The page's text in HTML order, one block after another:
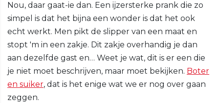
Nou, daar gaat-ie dan. Een ijzersterke prank die zo
simpel is dat het bijna een wonder is dat het ook
echt werkt. Men pikt de slipper van een maat en
stopt 'm in een zakje. Dit zakje overhandig je dan
aan dezelfde gast en… Weet je wat, dit is er een die
je niet moet beschrijven, maar moet bekijken. Boter
en suiker, dat is het enige wat we er nog over gaan
zeggen.